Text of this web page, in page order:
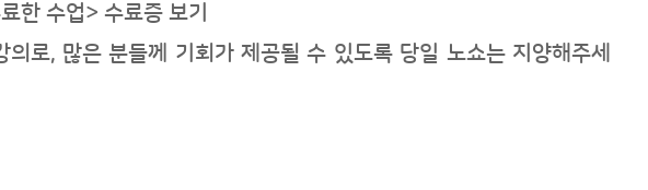
한 수업> 수료증 보기
로, 많은 분들께 기회가 제공될 수 있도록 당일 노쇼는 지양해주세